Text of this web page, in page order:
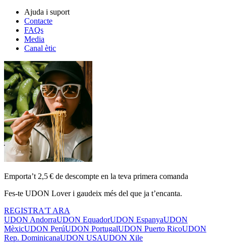
Ajuda i suport
Contacte
FAQs
Media
Canal ètic
Emporta’t 2,5 € de descompte en la teva primera comanda
Fes-te UDON Lover i gaudeix més del que ja t’encanta.
REGISTRA'T ARA
UDON AndorraUDON EquadorUDON EspanyaUDON
MèxicUDON PerúUDON PortugalUDON Puerto RicoUDON
Rep. DominicanaUDON USAUDON Xile